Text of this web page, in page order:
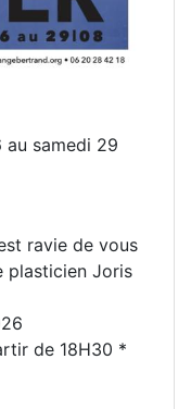
au samedi 29
ravie de vous
plasticien Joris
de 18H30 *